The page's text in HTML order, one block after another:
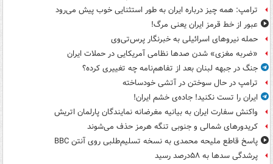
ترامپ: همه چیز درباره ایران به طور استثنایی خوب پیش می‌رود
عبور از خط قرمز ایران یعنی مرگ!
حمله نیروهای اسرائیلی به خبرنگار پرس‌تی‌وی
«ضربه مغزی» شدن صدها نظامی آمریکایی در حملات ایران
جنگ در جبهه لبنان بعد از تفاهم‌نامه چه تغییری کرده؟
ترامپ در حال سوختن در آتشی خودساخته
ایران را تست نکنید! جاده‌ی خشم ایران!
واکنش سفارت ایران به بیانیه مغرضانه نمایندگان پارلمان اتریش
کریدورهای شمالی و جنوبی تنگه هرمز حذف می‌شوند
پاسخ قاطع ملیحه محمدی به نسخه تسلیم‌طلبی روی آنتن BBC
پرشدگی سدها به ۵۸درصد رسید